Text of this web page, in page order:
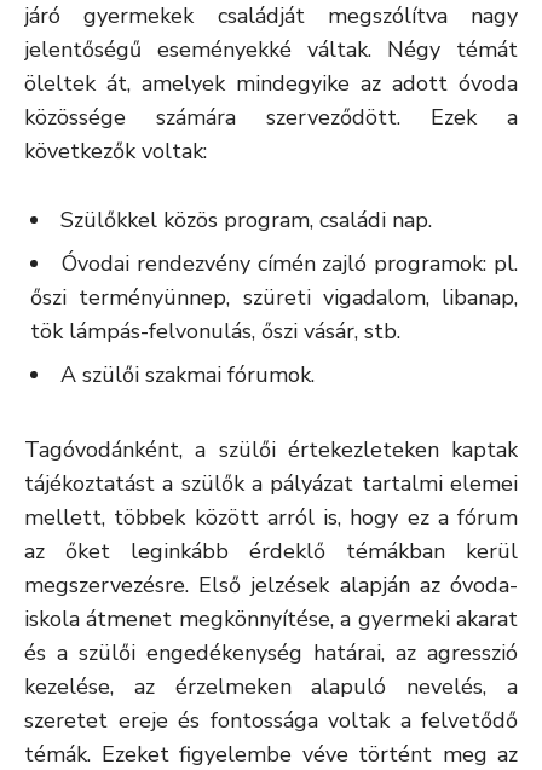
járó gyermekek családját megszólítva nagy
jelentőségű eseményekké váltak. Négy témát
öleltek át, amelyek mindegyike az adott óvoda
közössége számára szerveződött. Ezek a
következők voltak:
Szülőkkel közös program, családi nap.
Óvodai rendezvény címén zajló programok: pl.
őszi terményünnep, szüreti vigadalom, libanap,
tök lámpás-felvonulás, őszi vásár, stb.
A szülői szakmai fórumok.
Tagóvodánként, a szülői értekezleteken kaptak
tájékoztatást a szülők a pályázat tartalmi elemei
mellett, többek között arról is, hogy ez a fórum
az őket leginkább érdeklő témákban kerül
megszervezésre. Első jelzések alapján az óvoda-
iskola átmenet megkönnyítése, a gyermeki akarat
és a szülői engedékenység határai, az agresszió
kezelése, az érzelmeken alapuló nevelés, a
szeretet ereje és fontossága voltak a felvetődő
témák. Ezeket figyelembe véve történt meg az